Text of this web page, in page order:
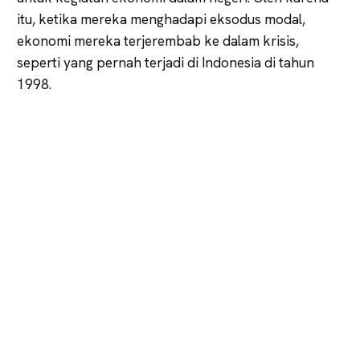
itu, ketika mereka menghadapi eksodus modal,
ekonomi mereka terjerembab ke dalam krisis,
seperti yang pernah terjadi di Indonesia di tahun
1998.